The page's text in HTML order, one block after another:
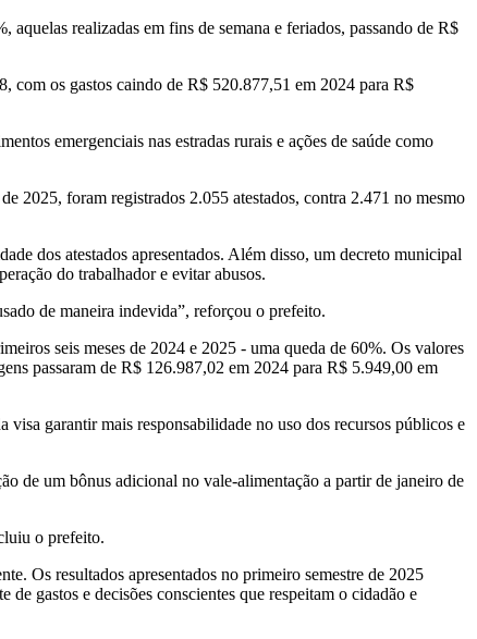
realizadas em fins de semana e feriados, passando de R$
com os gastos caindo de R$ 520.877,51 em 2024 para R$
emergenciais nas estradas rurais e ações de saúde como
2025, foram registrados 2.055 atestados, contra 2.471 no mesmo
dos atestados apresentados. Além disso, um decreto municipal
do trabalhador e evitar abusos.
de maneira indevida”, reforçou o prefeito.
seis meses de 2024 e 2025 - uma queda de 60%. Os valores
passaram de R$ 126.987,02 em 2024 para R$ 5.949,00 em
garantir mais responsabilidade no uso dos recursos públicos e
de um bônus adicional no vale-alimentação a partir de janeiro de
o prefeito.
Os resultados apresentados no primeiro semestre de 2025
gastos e decisões conscientes que respeitam o cidadão e